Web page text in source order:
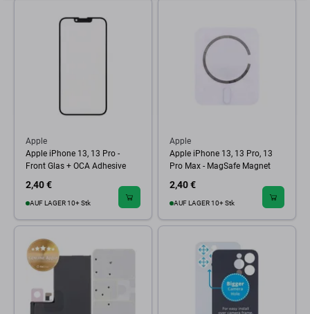
Apple
Apple iPhone 13, 13 Pro -
Front Glas + OCA Adhesive
2,40 €
AUF LAGER 10+ Stk
Apple
Apple iPhone 13, 13 Pro, 13
Pro Max - MagSafe Magnet
2,40 €
AUF LAGER 10+ Stk